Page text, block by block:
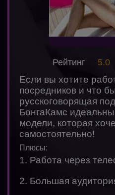
Если вы хотите
посредников и что
русскоговорящая
БонгаКамс
модели, которая
самостоятельно!
Плюсы:
1. Работа через
2. Большая
Рейтинг 5.0